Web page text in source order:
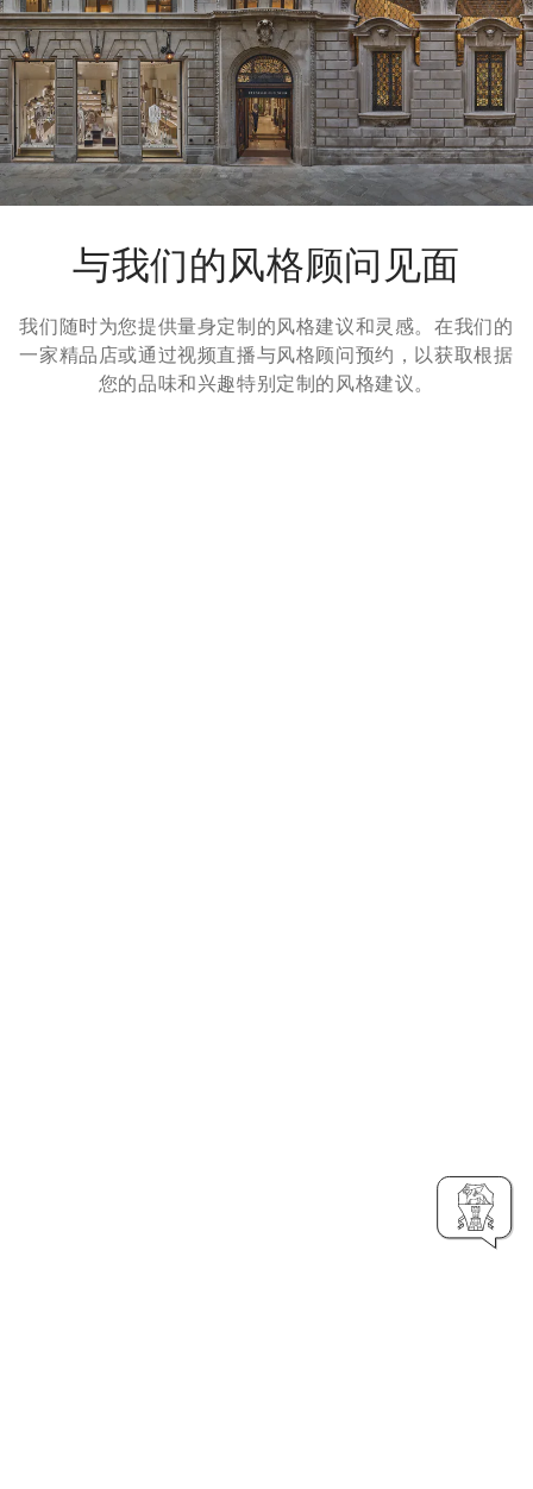
退货方式
我们很乐意为您免费提供7天退货，30天换货服务。更多信息，
请参考退货页面。
与我们的风格顾问见面
我们随时为您提供量身定制的风格建议和灵感。在我们的
一家精品店或通过视频直播与风格顾问预约，以获取根据
您的品味和兴趣特别定制的风格建议。